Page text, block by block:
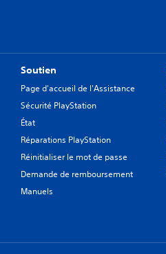
Soutien
Page d'accueil de l'Assistance
Sécurité PlayStation
État
Réparations PlayStation
Réinitialiser le mot de passe
Demande de remboursement
Manuels